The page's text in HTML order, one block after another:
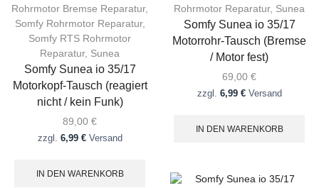
Rohrmotor Bremse Reparatur,
Somfy Rohrmotor Reparatur,
Somfy RTS Rohrmotor
Reparatur, Sunea
Somfy Sunea io 35/17
Motorkopf-Tausch (reagiert
nicht / kein Funk)
89,00 €
zzgl. 6,99 €Versand
IN DEN WARENKORB
Rohrmotor Reparatur, Sunea
Somfy Sunea io 35/17
Motorrohr-Tausch (Bremse
/ Motor fest)
69,00 €
zzgl. 6,99 €Versand
IN DEN WARENKORB